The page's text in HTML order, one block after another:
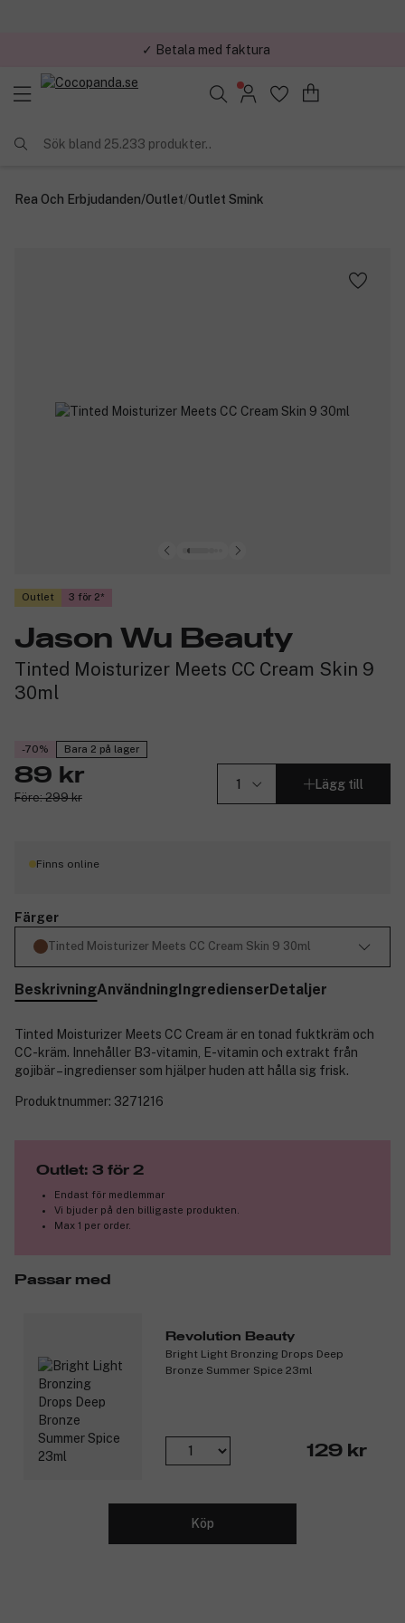
✓ Betala med faktura
Sök bland 25.233 produkter..
Rea Och Erbjudanden/Outlet/Outlet Smink
Outlet 3 för 2
Jason Wu Beauty
Tinted Moisturizer Meets CC Cream Skin 9
30ml
-70% Bara 2 på lager
89 kr
Före: 299 kr
Lägg till
Finns online
Färger
Tinted Moisturizer Meets CC Cream Skin 9 30ml
BeskrivningAnvändningIngredienserDetaljer
Tinted Moisturizer Meets CC Cream är en tonad fuktkräm och
CC-kräm. Innehåller B3-vitamin, E-vitamin och extrakt från
gojibär – ingredienser som hjälper huden att hålla sig frisk.
Produktnummer: 3271216
Outlet: 3 för 2
Endast för medlemmar
Vi bjuder på den billigaste produkten.
Max 1 per order.
Passar med
Revolution Beauty
Bright Light Bronzing Drops Deep
Bronze Summer Spice 23ml
129 kr
Köp